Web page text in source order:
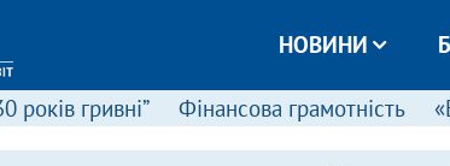
НОВИНИ
років гривні” Фінансова грамотність